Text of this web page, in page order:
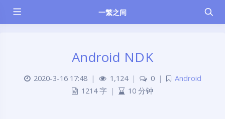
一繁之间
Android NDK
2020-3-16 17:48 | 1,124 | 0 |
Android
1214 字 | 10 分钟